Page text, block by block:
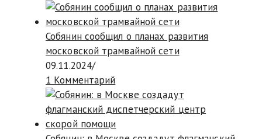
Собянин сообщил о планах развития
московской трамвайной сети
09.11.2024/
1 Комментарий